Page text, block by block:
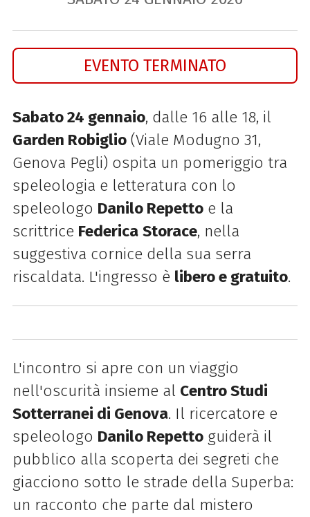
EVENTO TERMINATO
Sabato 24 gennaio, dalle 16 alle 18, il
Garden Robiglio(Viale Modugno 31,
Genova Pegli) ospita un pomeriggio tra
speleologia e letteratura con lo
speleologo Danilo Repettoe la
scrittrice Federica Storace, nella
suggestiva cornice della sua serra
riscaldata. L'ingresso è libero e gratuito.
L'incontro si apre con un viaggio
nell'oscurità insieme al Centro Studi
Sotterranei di Genova. Il ricercatore e
speleologo Danilo Repettoguiderà il
pubblico alla scoperta dei segreti che
giacciono sotto le strade della Superba:
un racconto che parte dal mistero